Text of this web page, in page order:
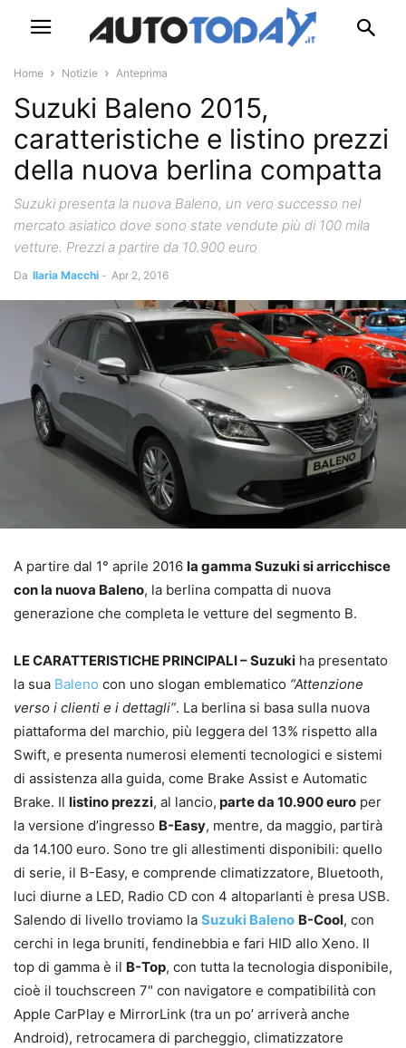
Home Notizie Anteprima
Suzuki Baleno 2015,
caratteristiche e listino prezzi
della nuova berlina compatta
Suzuki presenta la nuova Baleno, un vero successo nel
mercato asiatico dove sono state vendute più di 100 mila
vetture. Prezzi a partire da 10.900 euro
Da Ilaria Macchi - Apr 2, 2016
A partire dal 1° aprile 2016 la gamma Suzuki si arricchisce
con la nuova Baleno, la berlina compatta di nuova
generazione che completa le vetture del segmento B.
LE CARATTERISTICHE PRINCIPALI – Suzuki ha presentato
la sua Baleno con uno slogan emblematico “Attenzione
verso i clienti e i dettagli”. La berlina si basa sulla nuova
piattaforma del marchio, più leggera del 13% rispetto alla
Swift, e presenta numerosi elementi tecnologici e sistemi
di assistenza alla guida, come Brake Assist e Automatic
Brake. Il listino prezzi, al lancio, parte da 10.900 euro per
la versione d’ingresso B-Easy, mentre, da maggio, partirà
da 14.100 euro. Sono tre gli allestimenti disponibili: quello
di serie, il B-Easy, e comprende climatizzatore, Bluetooth,
luci diurne a LED, Radio CD con 4 altoparlanti è presa USB.
Salendo di livello troviamo la Suzuki Baleno B-Cool, con
cerchi in lega bruniti, fendinebbia e fari HID allo Xeno. Il
top di gamma è il B-Top, con tutta la tecnologia disponibile,
cioè il touchscreen 7″ con navigatore e compatibilità con
Apple CarPlay e MirrorLink (tra un po’ arriverà anche
Android), retrocamera di parcheggio, climatizzatore